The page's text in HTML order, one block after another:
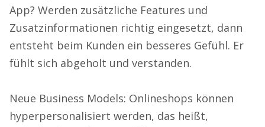
App? Werden zusätzliche Features und
Zusatzinformationen richtig eingesetzt, dann
entsteht beim Kunden ein besseres Gefühl. Er
fühlt sich abgeholt und verstanden.
Neue Business Models: Onlineshops können
hyperpersonalisiert werden, das heißt,